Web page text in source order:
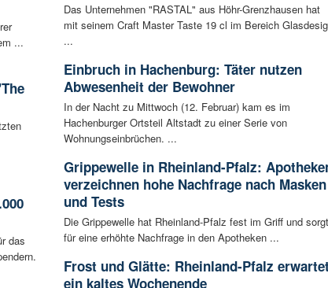
...
das
Das Unternehmen "RASTAL" aus Höhr-Grenzhausen hat
mit seinem Craft Master Taste 19 cl im Bereich
...
Einbruch in Hachenburg: Täter nutzen
Abwesenheit der Bewohner
In der Nacht zu Mittwoch (12. Februar) kam es im
Hachenburger Ortsteil Altstadt zu einer Serie von
Wohnungseinbrüchen. ...
Grippewelle in Rheinland-Pfalz:
verzeichnen hohe Nachfrage nach Masken
und Tests
Die Grippewelle hat Rheinland-Pfalz fest im Griff und sorgt
für eine erhöhte Nachfrage in den Apotheken ...
Frost und Glätte: Rheinland-Pfalz
ein kaltes Wochenende